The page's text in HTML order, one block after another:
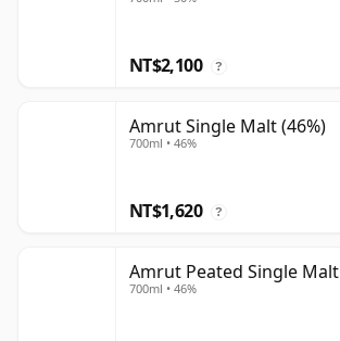
NT$2,100 ?
Amrut Single Malt (46%)
700ml • 46%
NT$1,620 ?
Amrut Peated Single Malt
700ml • 46%